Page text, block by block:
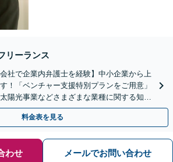
リーランス
社で企業内弁護士を経験】中小企業から上
！「ベンチャー支援特別プランをご用意」
陽光事業などさまざまな業種に関する知識
間面談対応】【大江橋駅3分】
料金表を見る
わせ メールでお問い合わせ